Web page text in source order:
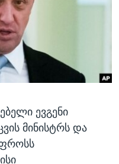
ევგენი
მინისტრს და